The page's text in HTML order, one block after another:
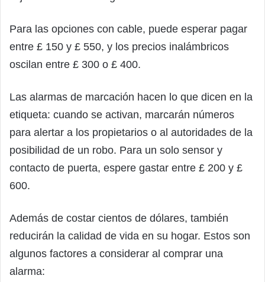
Para las opciones con cable, puede esperar pagar
entre £ 150 y £ 550, y los precios inalámbricos
oscilan entre £ 300 o £ 400.
Las alarmas de marcación hacen lo que dicen en la
etiqueta: cuando se activan, marcarán números
para alertar a los propietarios o al autoridades de la
posibilidad de un robo. Para un solo sensor y
contacto de puerta, espere gastar entre £ 200 y £
600.
Además de costar cientos de dólares, también
reducirán la calidad de vida en su hogar. Estos son
algunos factores a considerar al comprar una
alarma: